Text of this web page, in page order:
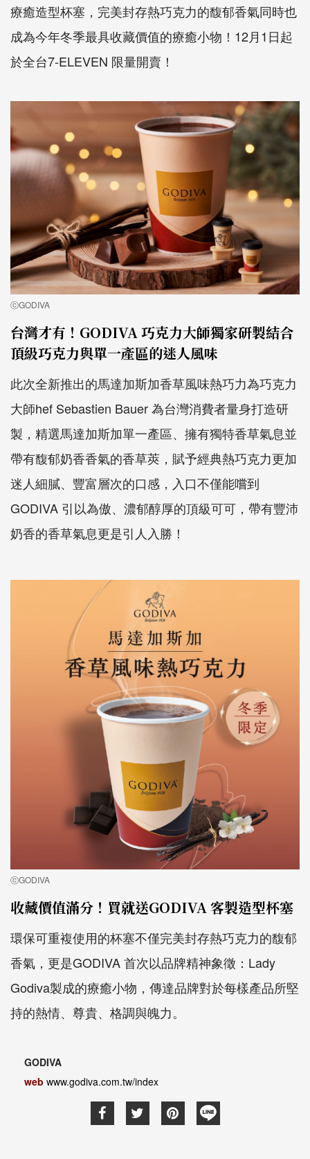
療癒造型杯塞，完美封存熱巧克力的馥郁香氣同時也
成為今年冬季最具收藏價值的療癒小物！12月1日起
於全台7-ELEVEN 限量開賣！
ⓒGODIVA
台灣才有！GODIVA 巧克力大師獨家研製結合
頂級巧克力與單一產區的迷人風味
此次全新推出的馬達加斯加香草風味熱巧力為巧克力
大師hef Sebastien Bauer 為台灣消費者量身打造研
製，精選馬達加斯加單一產區、擁有獨特香草氣息並
帶有馥郁奶香香氣的香草莢，賦予經典熱巧克力更加
迷人細膩、豐富層次的口感，入口不僅能嚐到
GODIVA 引以為傲、濃郁醇厚的頂級可可，帶有豐沛
奶香的香草氣息更是引人入勝！
ⓒGODIVA
收藏價值滿分！買就送GODIVA 客製造型杯塞
環保可重複使用的杯塞不僅完美封存熱巧克力的馥郁
香氣，更是GODIVA 首次以品牌精神象徵：Lady
Godiva製成的療癒小物，傳達品牌對於每樣產品所堅
持的熱情、尊貴、格調與魄力。
GODIVA
web www.godiva.com.tw/index